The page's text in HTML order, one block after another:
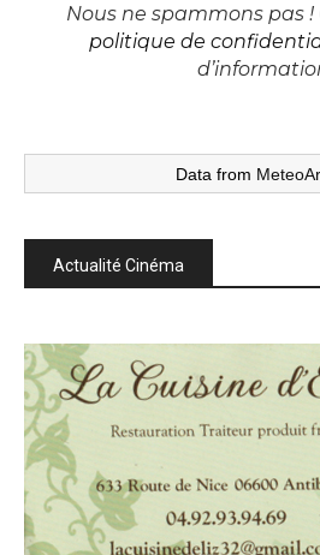
Nous ne spammons pas
politique de
Data from
Actualité Cinéma